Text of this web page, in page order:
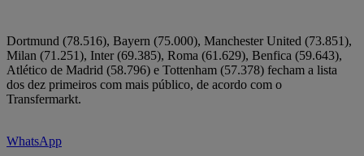
Dortmund (78.516), Bayern (75.000), Manchester United (73.851),
Milan (71.251), Inter (69.385), Roma (61.629), Benfica (59.643),
Atlético de Madrid (58.796) e Tottenham (57.378) fecham a lista
dos dez primeiros com mais público, de acordo com o
Transfermarkt.
WhatsApp